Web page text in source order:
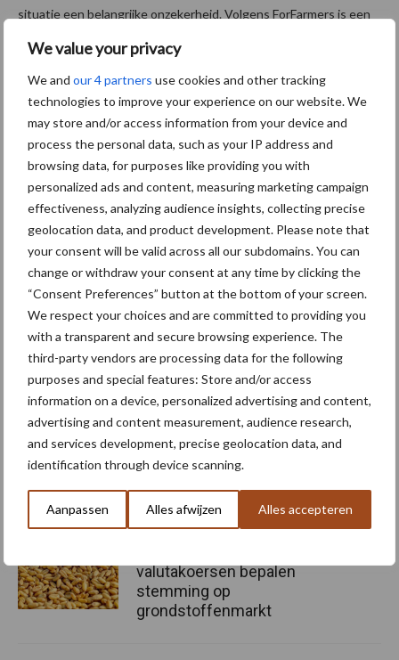
We value your privacy
We and our 4 partners use cookies and other tracking
technologies to improve your experience on our website. We
may store and/or access information from your device and
process the personal data, such as your IP address and
browsing data, for purposes like providing you with
personalized ads and content, measuring marketing campaign
effectiveness, analyzing audience insights, collecting precise
geolocation data, and product development. Please note that
your consent will be valid across all our subdomains. You can
change or withdraw your consent at any time by clicking the
“Consent Preferences” button at the bottom of your screen.
We respect your choices and are committed to providing you
with a transparent and secure browsing experience. The
third-party vendors are processing data for the following
purposes and special features: Store and/or access
information on a device, personalized advertising and content,
advertising and content measurement, audience research,
and services development, precise geolocation data, and
identification through device scanning.
Aanpassen Alles afwijzen Alles accepteren
situatie een belangrijke onzekerheid. Volgens ForFarmers is een
en Israël nog niet in zicht. De aanhoudende onzekerheid rond de
Straat van Hormuz houdt de aandacht van handelaren vast.
Ook AgruniekRijnvallei noemt de situatie in het Midden-Oosten
als een factor die zowel prijsverhogend als prijsverlagend kan
uitpakken. Eventuele verstoringen van handelsroutes kunnen
leiden tot hogere logistieke kosten, terwijl de impact op vraag en
aanbod moeilijk voorspelbaar blijft. Daarmee blijft de geopolitiek,
naast de oogstontwikkelingen in Noord- en Zuid-Amerika, een
van de belangrijkste factoren voor de grondstoffenmarkten in de
komende periode.
Samenstelling: Esmee Groot Roessink
Aanbevolen voor jou!
grondstoffenmarkt
Onzekerheid over oogsten
bepaalt koers
grondstoffenmarkt
valutakoersen bepalen
stemming op
grondstoffenmarkt